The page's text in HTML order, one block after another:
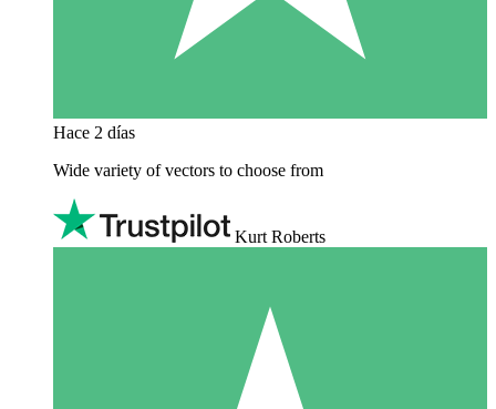
Hace 2 días
Wide variety of vectors to choose from
Kurt Roberts